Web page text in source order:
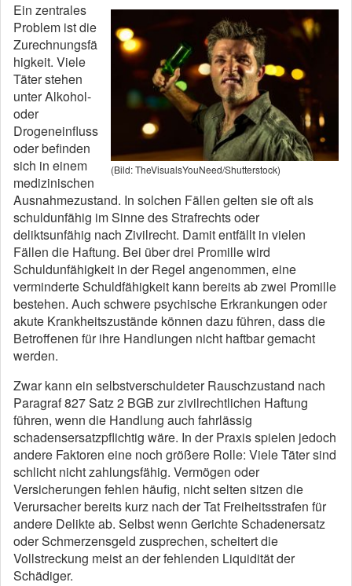
(Bild: TheVisualsYouNeed/Shutterstock)
Ein zentrales
Problem ist die
Zurechnungsfä
higkeit. Viele
Täter stehen
unter Alkohol-
oder
Drogeneinfluss
oder befinden
sich in einem
medizinischen
Ausnahmezustand. In solchen Fällen gelten sie oft als
schuldunfähig im Sinne des Strafrechts oder
deliktsunfähig nach Zivilrecht. Damit entfällt in vielen
Fällen die Haftung. Bei über drei Promille wird
Schuldunfähigkeit in der Regel angenommen, eine
verminderte Schuldfähigkeit kann bereits ab zwei Promille
bestehen. Auch schwere psychische Erkrankungen oder
akute Krankheitszustände können dazu führen, dass die
Betroffenen für ihre Handlungen nicht haftbar gemacht
werden.
Zwar kann ein selbstverschuldeter Rauschzustand nach
Paragraf 827 Satz 2 BGB zur zivilrechtlichen Haftung
führen, wenn die Handlung auch fahrlässig
schadensersatzpflichtig wäre. In der Praxis spielen jedoch
andere Faktoren eine noch größere Rolle: Viele Täter sind
schlicht nicht zahlungsfähig. Vermögen oder
Versicherungen fehlen häufig, nicht selten sitzen die
Verursacher bereits kurz nach der Tat Freiheitsstrafen für
andere Delikte ab. Selbst wenn Gerichte Schadenersatz
oder Schmerzensgeld zusprechen, scheitert die
Vollstreckung meist an der fehlenden Liquidität der
Schädiger.